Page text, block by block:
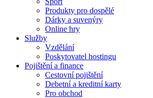
Produkty pro dospělé
Dárky a suvenýry
Online hry
Služby
Vzdělání
Poskytovatel hostingu
Pojištění a finance
Cestovní pojištění
Debetní a kreditní karty
Pro obchod